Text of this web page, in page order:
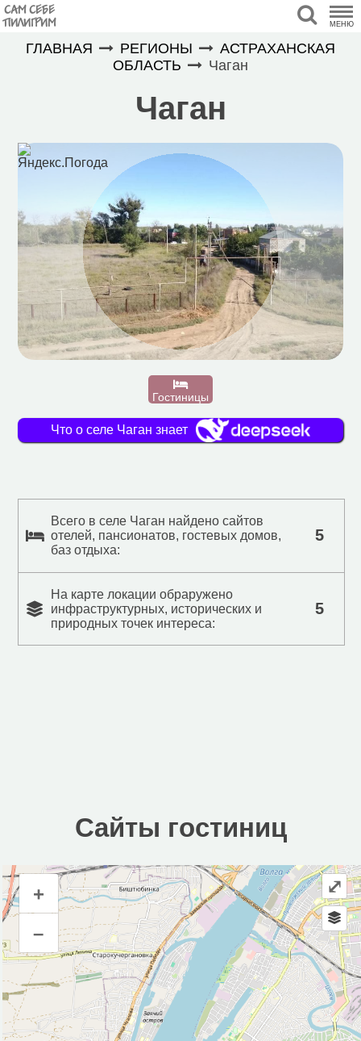
САМ СЕБЕ
ПИЛИГРИМ МЕНЮ
ГЛАВНАЯ РЕГИОНЫ
АСТРАХАНСКАЯ
ОБЛАСТЬ
Чаган
Чаган
Гостиницы
Что о селе Чаган знает
Всего в селе Чаган найдено сайтов
отелей, пансионатов, гостевых домов,
баз отдыха:
5
На карте локации обраружено
инфраструктурных, исторических и
природных точек интереса:
5
Сайты гостиниц
Сайты гостиниц
Инфраструктура
Автозаправочная станция (1)
Магазин (2)
Парк, сквер (2)
Исторические объекты
+
–
⤢